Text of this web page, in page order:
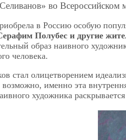
во Всероссийском
в Россию особую
Полубес и другие
образ наивного
человека.
стал олицетворением
именно эта
художника